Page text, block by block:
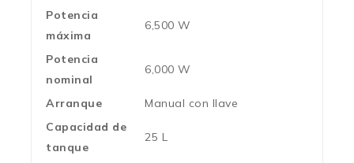
Potencia
máxima
6,500 W
Potencia
nominal
6,000 W
Arranque
Manual con llave
Capacidad de
tanque
25 L